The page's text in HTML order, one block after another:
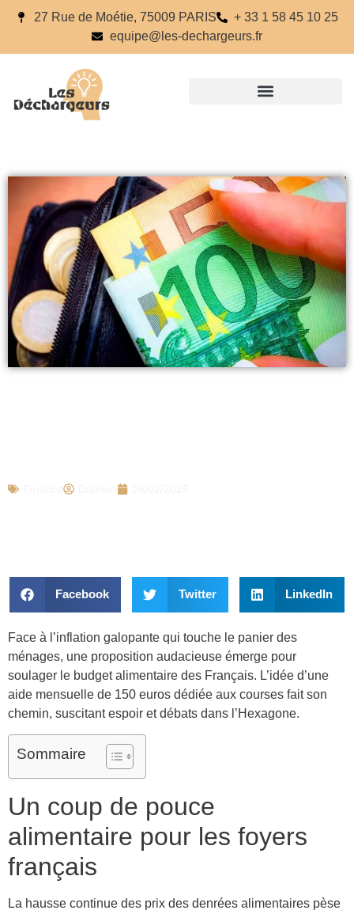
27 Rue de Moétie, 75009 PARIS
+ 33 1 58 45 10 25
equipe@les-dechargeurs.fr
Facebook Twitter LinkedIn
Face à l’inflation galopante qui touche le panier des
ménages, une proposition audacieuse émerge pour
soulager le budget alimentaire des Français. L’idée d’une
aide mensuelle de 150 euros dédiée aux courses fait son
chemin, suscitant espoir et débats dans l’Hexagone.
Sommaire
Un coup de pouce
alimentaire pour les foyers
français
La hausse continue des prix des denrées alimentaires pèse